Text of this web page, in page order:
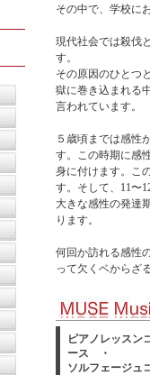
その中で、学校に
現代社会では殺伐
す。
その原因のひとつ
獄に巻き込まれる
言われています。
５歳頃までは感性
す。この時期に感
身に付けます。こ
す。そして、11〜
大きな感性の発達
ります。
何回か訪れる感性
って欠くベからざ
ピアノレッスン
ース
・
ソルフェージュ